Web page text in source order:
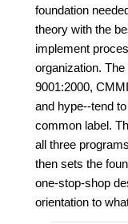
foundation
theory with the
implement
organization.
9001:2000,
and hype--tend
common label.
all three
then sets the
one-stop-shop
orientation to